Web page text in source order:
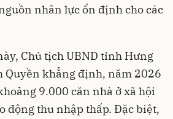
nhân lực ổn định cho các
Chủ tịch UBND tỉnh Hưng
Quyền khẳng định, năm 2026
9.000 căn nhà ở xã hội
động thu nhập thấp. Đặc biệt,